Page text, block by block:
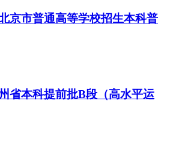
京市普通高等学校招生本科普
省本科提前批B段（高水平运